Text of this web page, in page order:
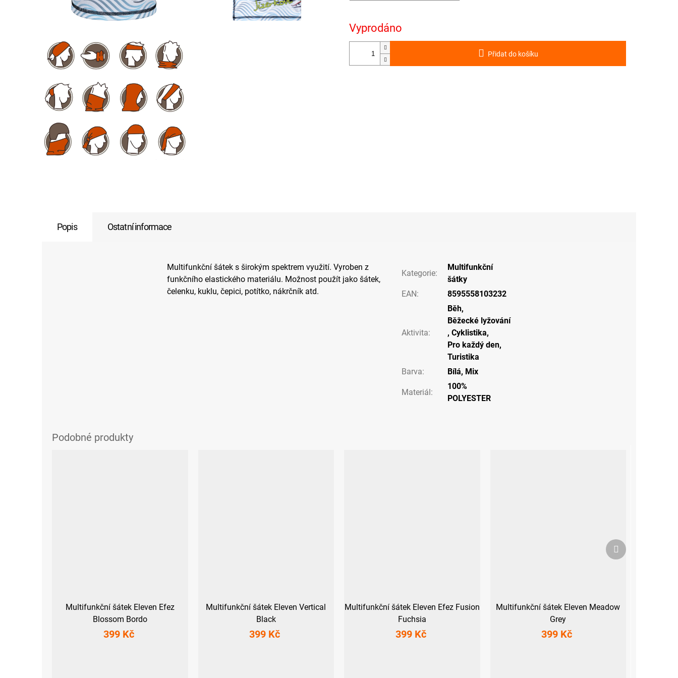
Vyprodáno
Přidat do košíku
Popis Ostatní informace
Multifunkční šátek s širokým spektrem využití. Vyroben z
funkčního elastického materiálu. Možnost použít jako šátek,
čelenku, kuklu, čepici, potítko, nákrčník atd.
Kategorie:
Multifunkční
šátky
EAN: 8595558103232
Aktivita:
Běh,
Běžecké lyžování
, Cyklistika,
Pro každý den,
Turistika
Barva: Bílá, Mix
Materiál:
100%
POLYESTER
Multifunkční šátek Eleven Efez
Blossom Bordo
399 Kč
Multifunkční šátek Eleven Vertical
Black
399 Kč
Multifunkční šátek Eleven Efez Fusion
Fuchsia
399 Kč
Multifunkční šátek Eleven Meadow
Grey
399 Kč
Další
produkt